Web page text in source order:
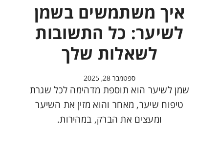
איך משתמשים בשמן
לשיער: כל התשובות
לשאלות שלך
ספטמבר 28, 2025
שמן לשיער הוא תוספת מדהימה לכל שגרת
טיפוח שיער, מאחר והוא מזין את השיער
ומעצים את הברק, במהירות.